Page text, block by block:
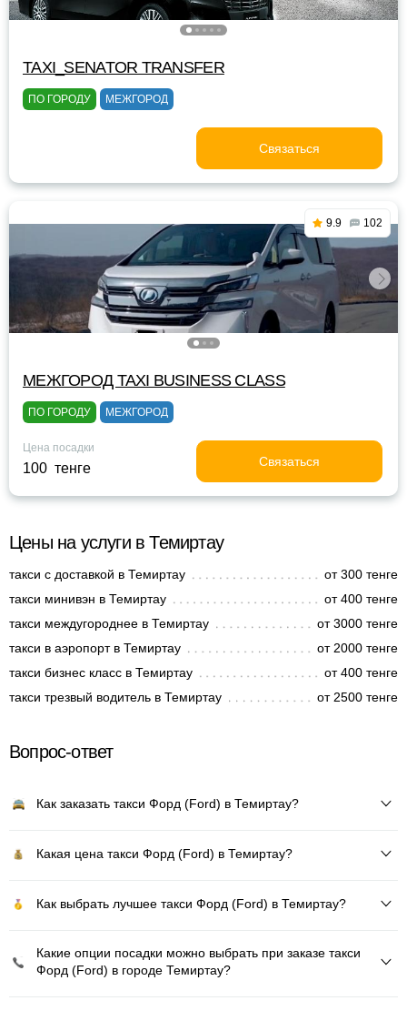
TAXI_SENATOR TRANSFER
ПО ГОРОДУ МЕЖГОРОД
Связаться
9.9 102
МЕЖГОРОД TAXI BUSINESS CLASS
ПО ГОРОДУ МЕЖГОРОД
Цена посадки
100 тенге Связаться
Цены на услуги в Темиртау
такси с доставкой в Темиртау
от 300 тенге
такси минивэн в Темиртау
от 400 тенге
такси междугороднее в Темиртау
от 3000 тенге
такси в аэропорт в Темиртау
от 2000 тенге
такси бизнес класс в Темиртау
от 400 тенге
такси трезвый водитель в Темиртау
от 2500 тенге
Вопрос-ответ
Как заказать такси Форд (Ford) в Темиртау?
Какая цена такси Форд (Ford) в Темиртау?
Как выбрать лучшее такси Форд (Ford) в Темиртау?
Какие опции посадки можно выбрать при заказе такси
Форд (Ford) в городе Темиртау?